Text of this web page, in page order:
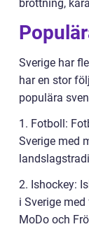
brottning,
Sverige har
har en stor
populära
1. Fotboll:
Sverige med
2. Ishockey:
i Sverige
MoDo och